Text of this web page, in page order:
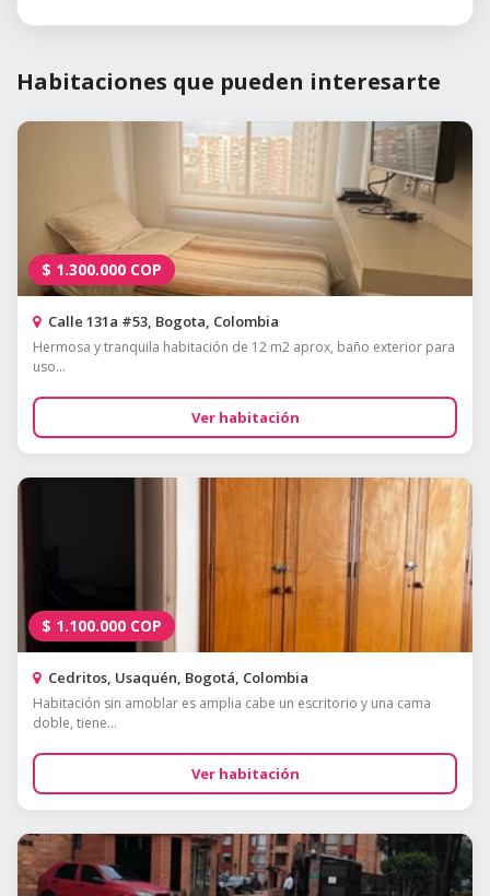
Habitaciones que pueden interesarte
$ 1.300.000 COP
Calle 131a #53, Bogota, Colombia
Hermosa y tranquila habitación de 12 m2 aprox, baño exterior para
uso...
Ver habitación
$ 1.100.000 COP
Cedritos, Usaquén, Bogotá, Colombia
Habitación sin amoblar es amplia cabe un escritorio y una cama
doble, tiene...
Ver habitación